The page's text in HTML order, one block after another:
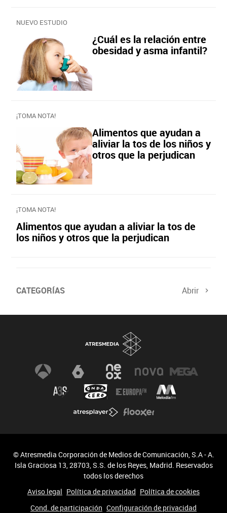
NUEVO ESTUDIO
¿Cuál es la relación entre
obesidad y asma infantil?
¡TOMA NOTA!
Alimentos que ayudan a
aliviar la tos de los niños y
otros que la perjudican
¡TOMA NOTA!
Alimentos que ayudan a aliviar la tos de
los niños y otros que la perjudican
CATEGORÍAS Abrir
© Atresmedia Corporación de Medios de Comunicación, S.A - A.
Isla Graciosa 13, 28703, S.S. de los Reyes, Madrid. Reservados
todos los derechos
Aviso legal Política de privacidad Política de cookies
Cond. de participación Configuración de privacidad